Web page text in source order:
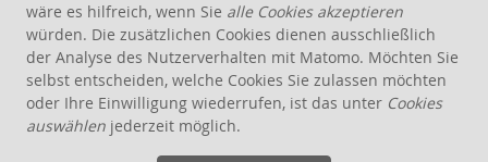
STIFTUNG
THEMEN
ANGEBOTE FÜR WOHNPROJEKTE
WISSEN
wäre es hilfreich, wenn Sie alle Cookies akzeptieren
würden. Die zusätzlichen Cookies dienen ausschließlich
der Analyse des Nutzerverhalten mit Matomo. Möchten Sie
selbst entscheiden, welche Cookies Sie zulassen möchten
oder Ihre Einwilligung wiederrufen, ist das unter Cookies
auswählen jederzeit möglich.